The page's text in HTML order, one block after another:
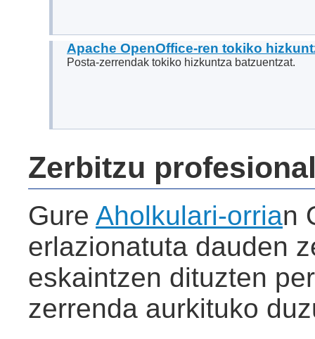
Apache OpenOffice-ren tokiko
Posta-zerrendak tokiko hizkuntza batzuentzat.
Zerbitzu
Gure Aholkulari-orrian
erlazionatuta dauden
eskaintzen dituzten
zerrenda aurkituko